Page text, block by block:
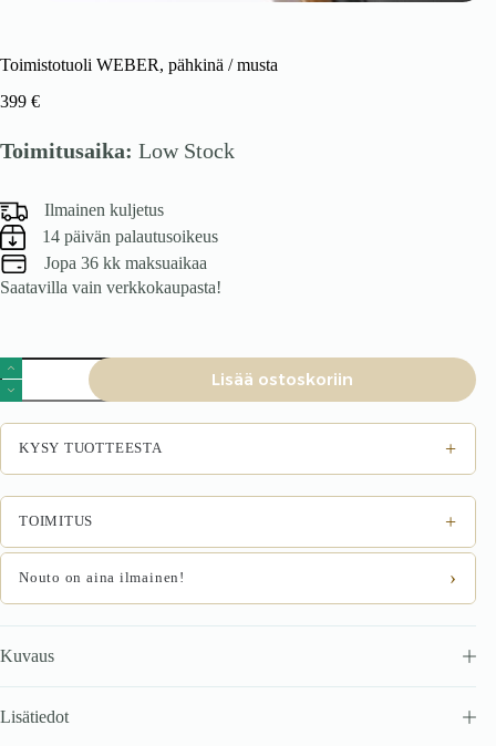
Toimistotuoli WEBER, pähkinä / musta
399 €
Toimitusaika: Low Stock
Ilmainen kuljetus
14 päivän palautusoikeus
Jopa 36 kk maksuaikaa
Saatavilla vain verkkokaupasta!
Toimistotuoli
WEBER,
pähkinä
/
musta
määrä
Lisää ostoskoriin
KYSY TUOTTEESTA +
TOIMITUS +
Nouto on aina ilmainen! ›
Kuvaus
Lisätiedot